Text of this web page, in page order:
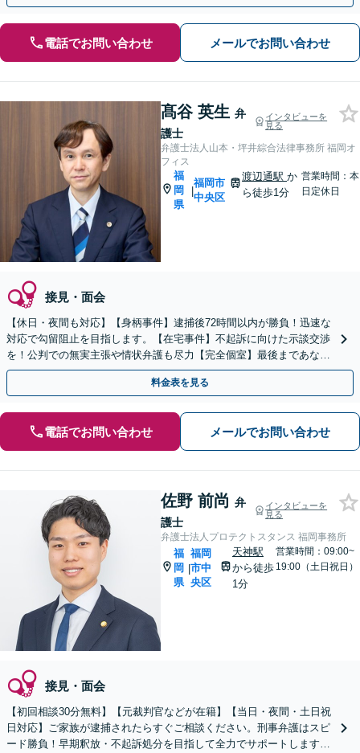
電話でお問い合わせ メールでお問い合わせ
髙谷 英生 弁
護士
インタビューを
見る
弁護士法人山本・坪井綜合法律事務所 福岡オ
フィス
福
岡
県
|
福岡市
中央区
渡辺通駅か
ら徒歩1分
営業時間：本
日定休日
接見・面会
【休日・夜間も対応】【身柄事件】逮捕後72時間以内が勝負！迅速な
対応で勾留阻止を目指します。【在宅事件】不起訴に向けた示談交渉
を！公判での無実主張や情状弁護も尽力【完全個室】最後まであなた
の味方です。ご相談ください。
料金表を見る
電話でお問い合わせ メールでお問い合わせ
佐野 前尚 弁
護士
インタビューを
見る
弁護士法人プロテクトスタンス 福岡事務所
福
岡
県
|
福岡
市中
央区
天神駅
から徒歩
1分
営業時間：09:00~
19:00（土日祝日）
接見・面会
【初回相談30分無料】【元裁判官などが在籍】【当日・夜間・土日祝
日対応】ご家族が逮捕されたらすぐご相談ください。刑事弁護はスピ
ード勝負！早期釈放・不起訴処分を目指して全力でサポートします。